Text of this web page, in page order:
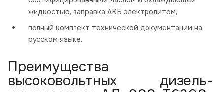
жидкостью, заправка АКБ электролитом,
полный комплект технической документации на
русском языке.
Преимущества
высоковольтных дизель-